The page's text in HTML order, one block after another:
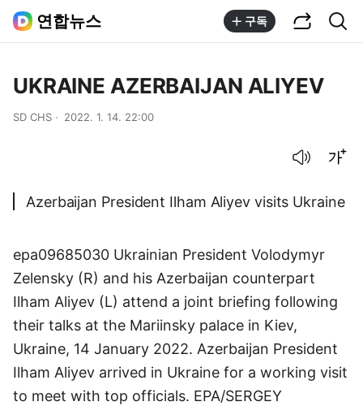
연합뉴스 구독
UKRAINE AZERBAIJAN ALIYEV
SD CHS 2022. 1. 14. 22:00
Azerbaijan President Ilham Aliyev visits Ukraine
epa09685030 Ukrainian President Volodymyr
Zelensky (R) and his Azerbaijan counterpart
Ilham Aliyev (L) attend a joint briefing following
their talks at the Mariinsky palace in Kiev,
Ukraine, 14 January 2022. Azerbaijan President
Ilham Aliyev arrived in Ukraine for a working visit
to meet with top officials. EPA/SERGEY